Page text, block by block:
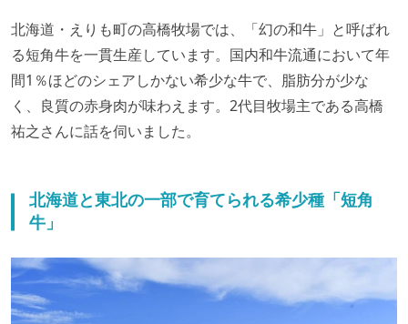
北海道・えりも町の高橋牧場では、「幻の和牛」と呼ばれ
る短角牛を一貫生産しています。国内和牛流通において年
間1％ほどのシェアしかない希少な牛で、脂肪分が少な
く、良質の赤身肉が味わえます。2代目牧場主である高橋
祐之さんに話を伺いました。
北海道と東北の一部で育てられる希少種「短角
牛」